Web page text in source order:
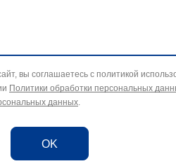
вы соглашаетесь с политикой
Политики обработки персональных
данных.
OK